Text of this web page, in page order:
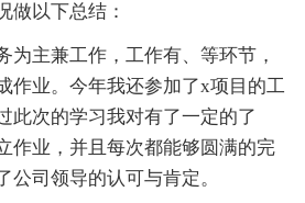
做以下总结：
为主兼工作，工作有、等环节，
作业。今年我还参加了x项目的工
此次的学习我对有了一定的了
作业，并且每次都能够圆满的完
公司领导的认可与肯定。